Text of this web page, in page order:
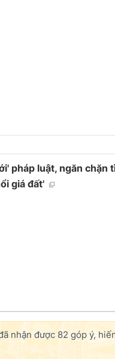
pháp luật, ngăn chặn
giá đất'
nhận được 82 góp ý,